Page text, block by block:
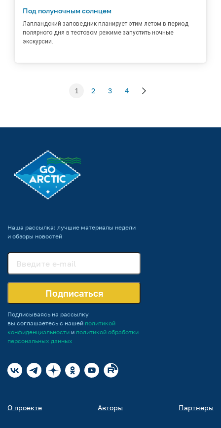
Под полуночным солнцем
Лапландский заповедник планирует этим летом в период
полярного дня в тестовом режиме запустить ночные
экскурсии.
1 2 3 4
Наша рассылка: лучшие материалы недели
и обзоры новостей
Подписаться
Подписываясь на рассылку
вы соглашаетесь с нашей политикой
конфиденциальности и политикой обработки
персональных данных
О проекте Авторы Партнеры